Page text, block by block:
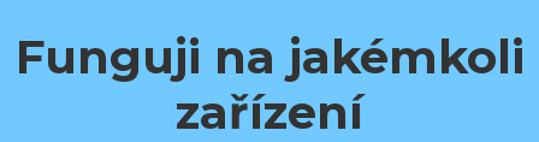
Funguji na jakémkoli
zařízení